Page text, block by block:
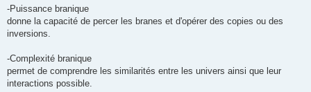
-Puissance branique
donne la capacité de percer les branes et d'opérer des copies ou des
inversions.
-Complexité branique
permet de comprendre les similarités entre les univers ainsi que leur
interactions possible.